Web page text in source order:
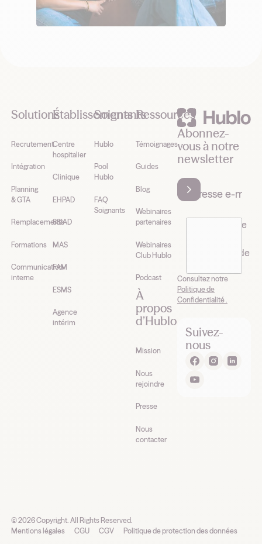
Solutions
Recrutement
Intégration
Planning
& GTA
Remplacements
Formations
Communication
interne
Établissements
Centre
hospitalier
Clinique
EHPAD
SSIAD
MAS
FAM
ESMS
Agence
intérim
Soignants
Hublo
Pool
Hublo
FAQ
Soignants
Ressources
Témoignages
Guides
Blog
Webinaires
partenaires
Webinaires
Club Hublo
Podcast
À
propos
d’Hublo
Mission
Nous
rejoindre
Presse
Nous
contacter
Abonnez-
vous à notre
newsletter
J’accepte de
newsletter de
Consultez notre
Politique de
Confidentialité .
Suivez-
nous
©2026Copyright. All Rights Reserved.
Mentions légales
CGU CGV Politique de protection des données